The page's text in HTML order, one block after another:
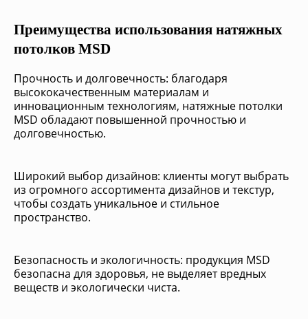
Преимущества использования натяжных
потолков MSD
Прочность и долговечность: благодаря
высококачественным материалам и
инновационным технологиям, натяжные потолки
MSD обладают повышенной прочностью и
долговечностью.
Широкий выбор дизайнов: клиенты могут выбрать
из огромного ассортимента дизайнов и текстур,
чтобы создать уникальное и стильное
пространство.
Безопасность и экологичность: продукция MSD
безопасна для здоровья, не выделяет вредных
веществ и экологически чиста.